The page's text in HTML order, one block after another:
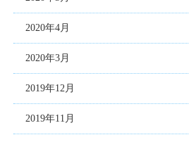
2020年4月
2020年3月
2019年12月
2019年11月